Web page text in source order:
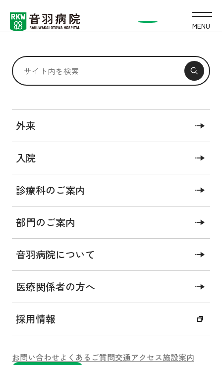
MENU
外来
入院
診療科のご案内
部門のご案内
音羽病院について
医療関係者の方へ
採用情報
お問い合わせよくあるご質問交通アクセス施設案内
外科／下肢静脈治療セ
ンター
基本情報
概要 診療内容 対応疾患
腹腔鏡手術について
ロボット手術について 診療実績